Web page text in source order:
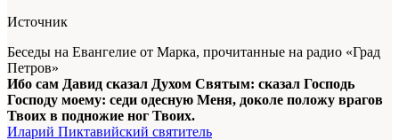
Источник
Беседы на Евангелие от Марка, прочитанные на радио «Град
Петров»
Ибо сам Давид сказал Духом Святым: сказал Господь
Господу моему: седи одесную Меня, доколе положу врагов
Твоих в подножие ног Твоих.
Иларий Пиктавийский святитель